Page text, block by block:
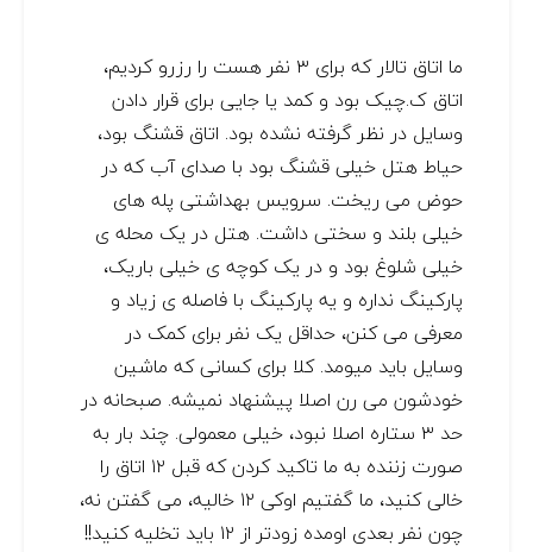
ما اتاق تالار که برای ۳ نفر هست را رزرو کردیم،
اتاق ک.چیک بود و کمد یا جایی برای قرار دادن
وسایل در نظر گرفته نشده بود. اتاق قشنگ بود،
حیاط هتل خیلی قشنگ بود با صدای آب که در
حوض می ریخت. سرویس بهداشتی پله های
خیلی بلند و سختی داشت. هتل در یک محله ی
خیلی شلوغ بود و در یک کوچه ی خیلی باریک،
پارکینگ نداره و یه پارکینگ با فاصله ی زیاد و
معرفی می کنن، حداقل یک نفر برای کمک در
وسایل باید میومد. کلا برای کسانی که ماشین
خودشون می رن اصلا پیشنهاد نمیشه. صبحانه در
حد ۳ ستاره اصلا نبود، خیلی معمولی. چند بار به
صورت زننده به ما تاکید کردن که قبل ۱۲ اتاق را
خالی کنید، ما گفتیم اوکی ۱۲ خالیه، می گفتن نه،
چون نفر بعدی اومده زودتر از ۱۲ باید تخلیه کنید!!